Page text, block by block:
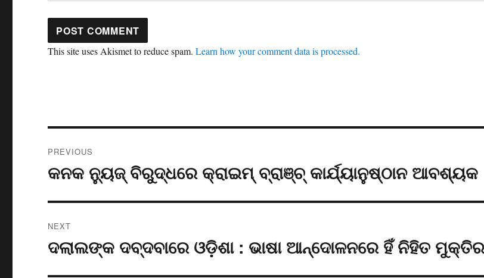
This site uses Akismet to reduce spam.Learn how your comment data is processed.
navigation
PREVIOUS
Previous
କନକ ନ୍ୟୁଜ୍ ବିରୁଦ୍ଧରେ କ୍ରାଇମ୍ ବ୍ରାଞ୍ଚ୍ କାର୍ଯ୍ୟାନୁଷ୍ଠାନ ଆବଶ୍ୟକ
NEXT
Next
ଦଲାଲଙ୍କ ଦବ୍ଦବାରେ ଓଡ଼ିଶା : ଭାଷା ଆନ୍ଦୋଳନରେ ହିଁ ନିହିତ ମୁକ୍ତିର